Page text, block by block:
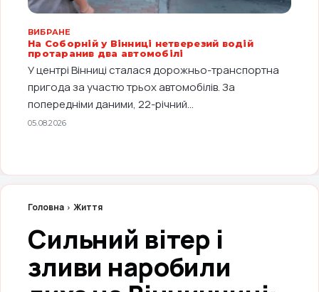
ВИБРАНЕ
На Соборній у Вінниці нетверезий водій
протаранив два автомобілі
У центрі Вінниці сталася дорожньо-транспортна
пригода за участю трьох автомобілів. За
попередніми даними, 22-річний...
05.08.2026